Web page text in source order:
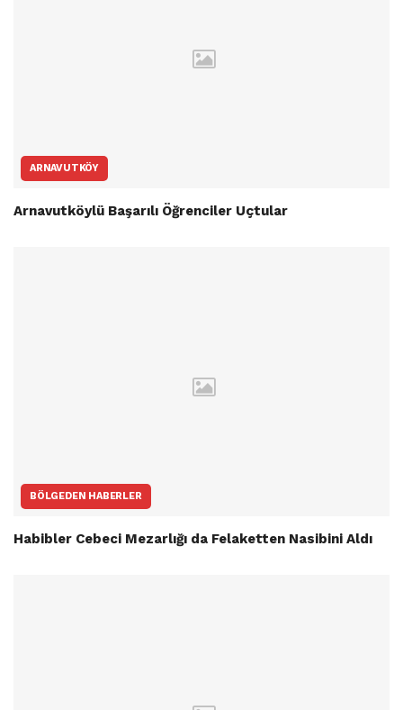
ARNAVUTKÖY
Arnavutköylü Başarılı Öğrenciler Uçtular
BÖLGEDEN HABERLER
Habibler Cebeci Mezarlığı da Felaketten Nasibini Aldı